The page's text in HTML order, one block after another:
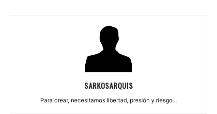
SARKOSARQUIS
Para crear, necesitamos libertad, presión y riesgo...